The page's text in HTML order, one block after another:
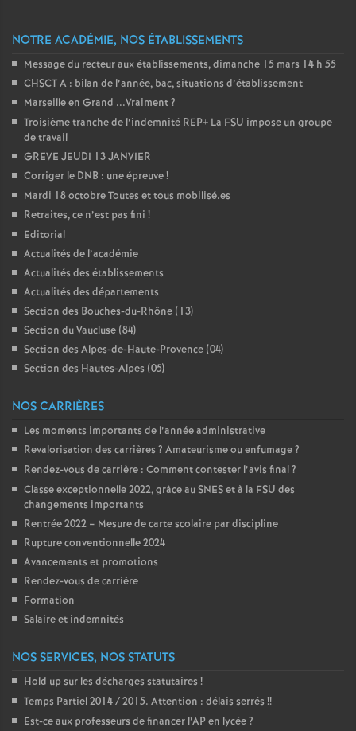
o
u
r
NOTRE ACADÉMIE, NOS ÉTABLISSEMENTS
Message du recteur aux établissements, dimanche 15 mars 14 h 55
CHSCT A : bilan de l’année, bac, situations d’établissement
Marseille en Grand ...Vraiment?
Troisième tranche de l’indemnité REP+ La FSU impose un groupe
de travail
GREVE JEUDI 13 JANVIER
Corriger le DNB : une épreuve!
Mardi 18 octobre Toutes et tous mobilisé.es
Retraites, ce n’est pas fini !
Editorial
Actualités de l’académie
Actualités des établissements
Actualités des départements
Section des Bouches-du-Rhône (13)
Section du Vaucluse (84)
Section des Alpes-de-Haute-Provence (04)
Section des Hautes-Alpes (05)
NOS CARRIÈRES
Les moments importants de l’année administrative
Revalorisation des carrières ? Amateurisme ou enfumage?
Rendez-vous de carrière : Comment contester l’avis final?
Classe exceptionnelle 2022, gràce au SNES et à la FSU des
changements importants
Rentrée 2022 – Mesure de carte scolaire par discipline
Rupture conventionnelle 2024
Avancements et promotions
Rendez-vous de carrière
Formation
Salaire et indemnités
NOS SERVICES, NOS STATUTS
Hold up sur les décharges statutaires !
Temps Partiel 2014 / 2015. Attention : délais serrés !!
Est-ce aux professeurs de financer l’AP en lycée?